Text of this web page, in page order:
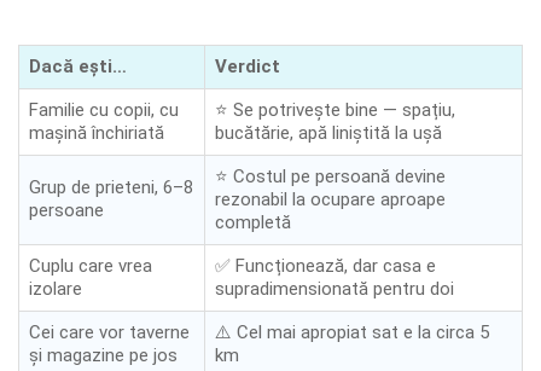
Dacă ești…
Verdict
Familie cu copii, cu
mașină închiriată
⭐ Se potrivește bine — spațiu,
bucătărie, apă liniștită la ușă
Grup de prieteni, 6–8
persoane
⭐ Costul pe persoană devine
rezonabil la ocupare aproape
completă
Cuplu care vrea
izolare
✅ Funcționează, dar casa e
supradimensionată pentru doi
Cei care vor taverne
și magazine pe jos
⚠️ Cel mai apropiat sat e la circa 5
km